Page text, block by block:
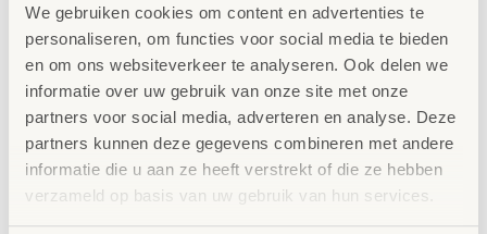
We gebruiken cookies om content en advertenties te
personaliseren, om functies voor social media te bieden
en om ons websiteverkeer te analyseren. Ook delen we
informatie over uw gebruik van onze site met onze
partners voor social media, adverteren en analyse. Deze
partners kunnen deze gegevens combineren met andere
informatie die u aan ze heeft verstrekt of die ze hebben
verzameld op basis van uw gebruik van hun services.